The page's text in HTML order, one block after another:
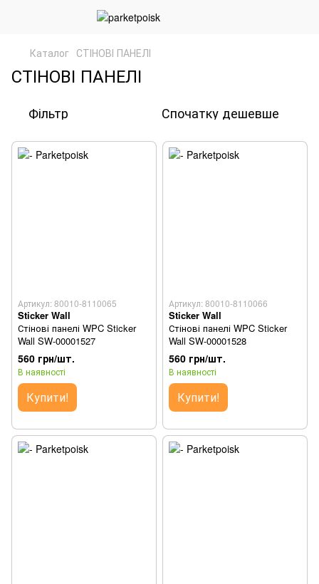
Каталог СТІНОВІ ПАНЕЛІ
СТІНОВІ ПАНЕЛІ
Фільтр Спочатку дешевше
Артикул: 80010-8110065
Sticker Wall
Стінові панелі WPC Sticker
Wall SW-00001527
560 грн/шт.
В наявності
Купити!
Артикул: 80010-8110066
Sticker Wall
Стінові панелі WPC Sticker
Wall SW-00001528
560 грн/шт.
В наявності
Купити!